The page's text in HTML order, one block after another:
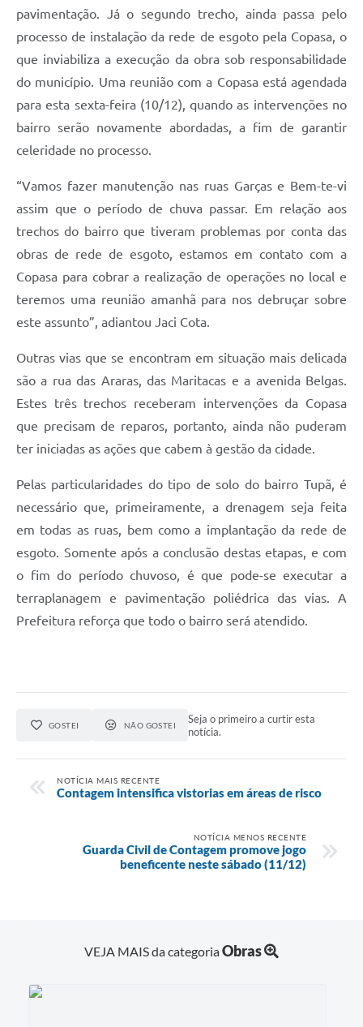
pavimentação. Já o segundo trecho, ainda passa pelo
processo de instalação da rede de esgoto pela Copasa, o
que inviabiliza a execução da obra sob responsabilidade
do município. Uma reunião com a Copasa está agendada
para esta sexta-feira (10/12), quando as intervenções no
bairro serão novamente abordadas, a fim de garantir
celeridade no processo.
“Vamos fazer manutenção nas ruas Garças e Bem-te-vi
assim que o período de chuva passar. Em relação aos
trechos do bairro que tiveram problemas por conta das
obras de rede de esgoto, estamos em contato com a
Copasa para cobrar a realização de operações no local e
teremos uma reunião amanhã para nos debruçar sobre
este assunto”, adiantou Jaci Cota.
Outras vias que se encontram em situação mais delicada
são a rua das Araras, das Maritacas e a avenida Belgas.
Estes três trechos receberam intervenções da Copasa
que precisam de reparos, portanto, ainda não puderam
ter iniciadas as ações que cabem à gestão da cidade.
Pelas particularidades do tipo de solo do bairro Tupã, é
necessário que, primeiramente, a drenagem seja feita
em todas as ruas, bem como a implantação da rede de
esgoto. Somente após a conclusão destas etapas, e com
o fim do período chuvoso, é que pode-se executar a
terraplanagem e pavimentação poliédrica das vias. A
Prefeitura reforça que todo o bairro será atendido.
GOSTEI NÃO GOSTEI
Seja o primeiro a curtir esta
notícia.
NOTÍCIA MAIS RECENTE
Contagem intensifica vistorias em áreas de risco
NOTÍCIA MENOS RECENTE
Guarda Civil de Contagem promove jogo
beneficente neste sábado (11/12)
VEJA MAIS da categoriaObras